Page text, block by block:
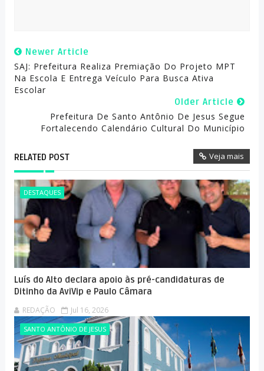
Newer Article
SAJ: Prefeitura Realiza Premiação Do Projeto MPT
Na Escola E Entrega Veículo Para Busca Ativa
Escolar
Older Article
Prefeitura De Santo Antônio De Jesus Segue
Fortalecendo Calendário Cultural Do Município
RELATED POST Veja mais
DESTAQUES
Luís do Alto declara apoio às pré-candidaturas de
Ditinho da AviVip e Paulo Câmara
REDAÇÃO Jul 16, 2026
SANTO ANTÔNIO DE JESUS